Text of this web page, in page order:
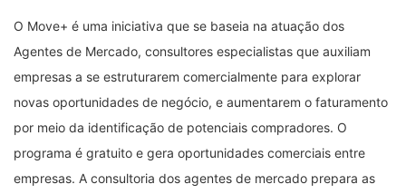
O Move+ é uma iniciativa que se baseia na atuação dos
Agentes de Mercado, consultores especialistas que auxiliam
empresas a se estruturarem comercialmente para explorar
novas oportunidades de negócio, e aumentarem o faturamento
por meio da identificação de potenciais compradores. O
programa é gratuito e gera oportunidades comerciais entre
empresas. A consultoria dos agentes de mercado prepara as